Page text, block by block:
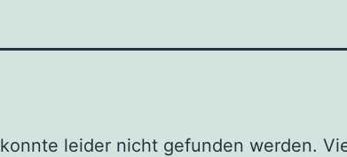
leider nicht gefunden werden.